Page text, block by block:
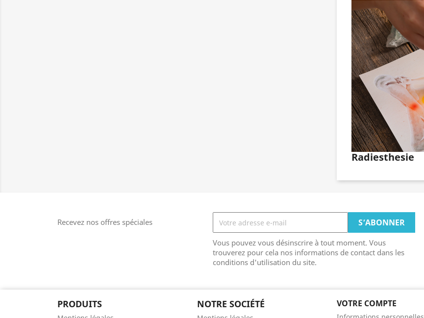
Radiesthesie
Recevez nos offres spéciales
Vous pouvez vous désinscrire à tout moment. Vous
trouverez pour cela nos informations de contact dans les
conditions d'utilisation du site.
PRODUITS NOTRE SOCIÉTÉ VOTRE COMPTE